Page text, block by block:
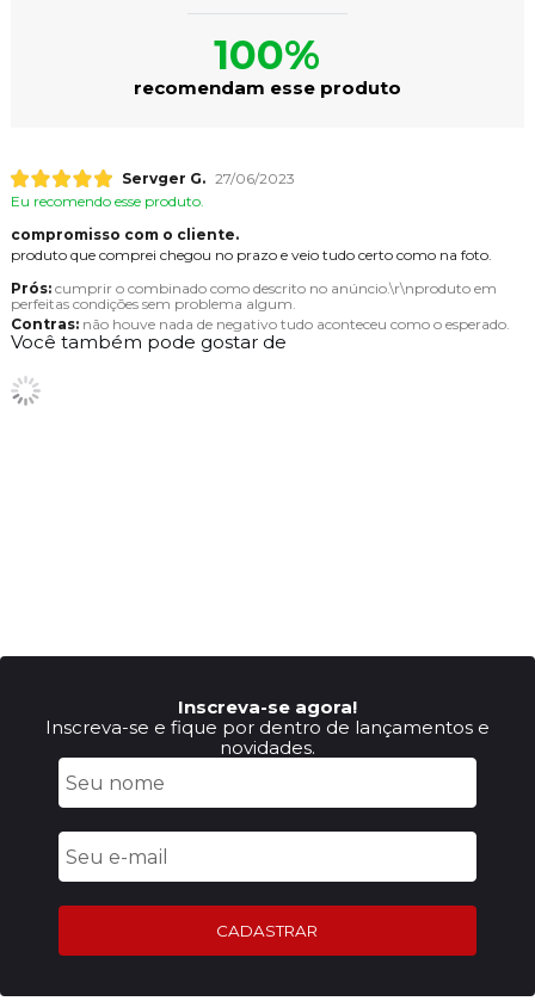
100%
recomendam esse produto
Servger G. 27/06/2023
Eu recomendo esse produto.
compromisso com o cliente.
produto que comprei chegou no prazo e veio tudo certo como na foto.
Prós: cumprir o combinado como descrito no anúncio.\r\nproduto em
perfeitas condições sem problema algum.
Contras: não houve nada de negativo tudo aconteceu como o esperado.
Você também pode gostar de
Inscreva-se agora!
Inscreva-se e fique por dentro de lançamentos e
novidades.
CADASTRAR